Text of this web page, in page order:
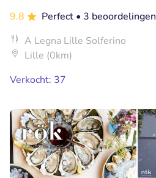
9.8
Perfect • 3 beoordelingen
A Legna Lille Solferino
Lille (0km)
Verkocht: 37